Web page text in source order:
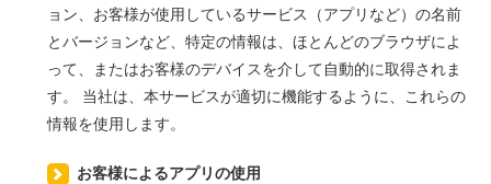
ョン、お客様が使用しているサービス（アプリなど）の名前
とバージョンなど、特定の情報は、ほとんどのブラウザによ
って、またはお客様のデバイスを介して自動的に取得されま
す。 当社は、本サービスが適切に機能するように、これらの
情報を使用します。
お客様によるアプリの使用